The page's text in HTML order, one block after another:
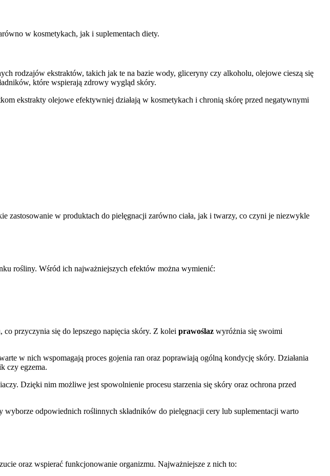
w kosmetykach, jak i suplementach diety.
rodzajów ekstraktów, takich jak te na bazie wody, gliceryny czy alkoholu, olejowe cieszą się
które wspierają zdrowy wygląd skóry.
ekstrakty olejowe efektywniej działają w kosmetykach i chronią skórę przed negatywnymi
w produktach do pielęgnacji zarówno ciała, jak i twarzy, co czyni je niezwykle
rośliny. Wśród ich najważniejszych efektów można wymienić:
przyczynia się do lepszego napięcia skóry. Z kolei prawoślaz wyróżnia się swoimi
w nich wspomagają proces gojenia ran oraz poprawiają ogólną kondycję skóry. Działania
czy egzema.
Dzięki nim możliwe jest spowolnienie procesu starzenia się skóry oraz ochrona przed
odpowiednich roślinnych składników do pielęgnacji cery lub suplementacji warto
oraz wspierać funkcjonowanie organizmu. Najważniejsze z nich to: